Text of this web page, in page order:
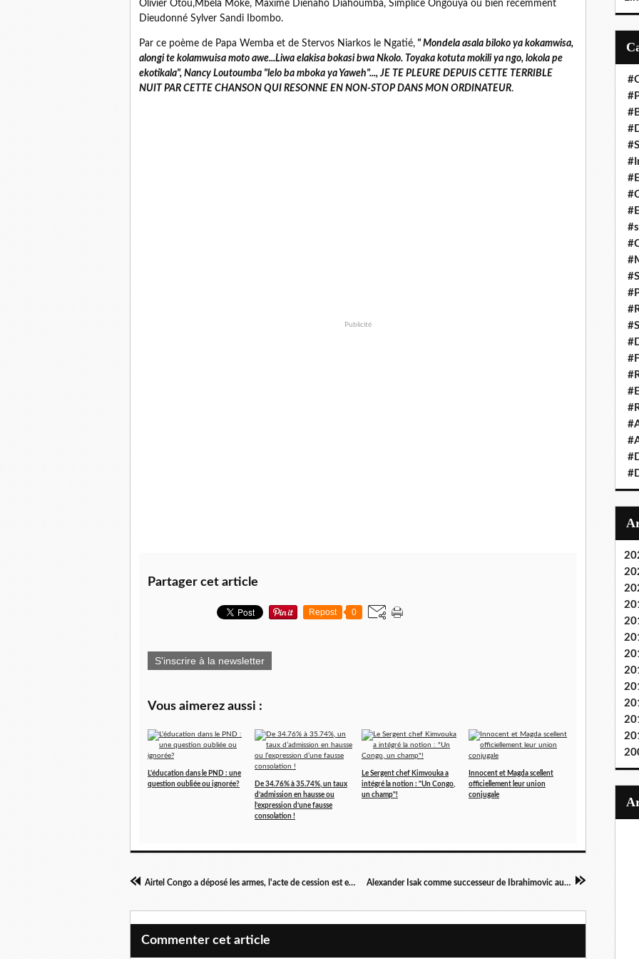
Olivier Otou,Mbela Moke, Maxime Dienaho Diahoumba, Simplice Ongouya ou bien récemment
Dieudonné Sylver Sandi Ibombo.
Par ce poème de Papa Wemba et de Stervos Niarkos le Ngatié, " Mondela asala biloko ya kokamwisa,
alongi te kolamwuisa moto awe...Liwa elakisa bokasi bwa Nkolo. Toyaka kotuta mokili ya ngo, lokola pe
ekotikala", Nancy Loutoumba "lelo ba mboka ya Yaweh"..., JE TE PLEURE DEPUIS CETTE TERRIBLE
NUIT PAR CETTE CHANSON QUI RESONNE EN NON-STOP DANS MON ORDINATEUR.
Publicité
Partager cet article
Repost 0
S'inscrire à la newsletter
Vous aimerez aussi :
L'éducation dans le PND : une
question oubliée ou ignorée?
De 34.76% à 35.74%, un taux
d’admission en hausse ou
l’expression d’une fausse
consolation !
Le Sergent chef Kimvouka a
intégré la notion : "Un Congo,
un champ"!
Innocent et Magda scellent
officiellement leur union
conjugale
Airtel Congo a déposé les armes, l'acte de cession est enfin là! Alexander Isak comme successeur de Ibrahimovic au PSG?
Commenter cet article